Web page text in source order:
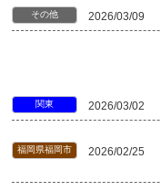
その他 2026/03/09
関東 2026/03/02
福岡県福岡市 2026/02/25